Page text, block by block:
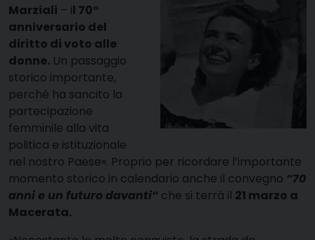
Marziali – il 70°
anniversario del
diritto di voto alle
donne. Un passaggio
storico importante,
perché ha sancito la
partecipazione
femminile alla vita
politica e istituzionale
nel nostro Paese». Proprio per ricordare l’importante
momento storico in calendario anche il convegno “70
anni e un futuro davanti“ che si terrà il 21 marzo a
Macerata.